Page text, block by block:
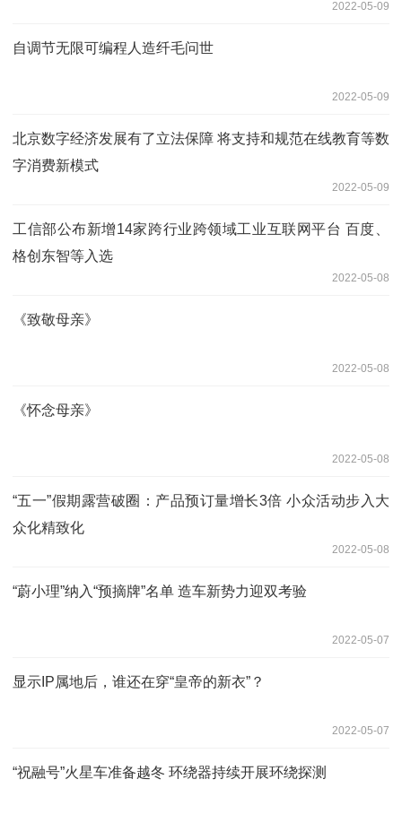
2022-05-09
自调节无限可编程人造纤毛问世
2022-05-09
北京数字经济发展有了立法保障 将支持和规范在线教育等数
字消费新模式
2022-05-09
工信部公布新增14家跨行业跨领域工业互联网平台 百度、
格创东智等入选
2022-05-08
《致敬母亲》
2022-05-08
《怀念母亲》
2022-05-08
“五一”假期露营破圈：产品预订量增长3倍 小众活动步入大
众化精致化
2022-05-08
“蔚小理”纳入“预摘牌”名单 造车新势力迎双考验
2022-05-07
显示IP属地后，谁还在穿“皇帝的新衣”？
2022-05-07
“祝融号”火星车准备越冬 环绕器持续开展环绕探测